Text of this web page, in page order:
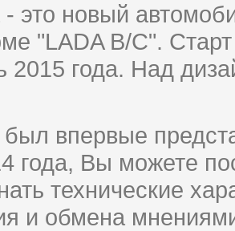
это новый
"LADA B/C".
2015 года. Над
был впервые
года, Вы можете
технические
и обмена